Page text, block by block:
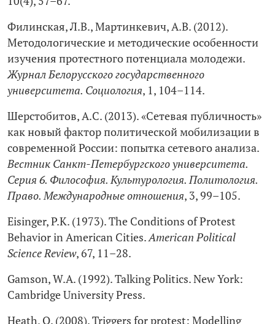
Филинская, Л.В., Мартинкевич, А.В. (2012).
Методологические и методические особенности
изучения протестного потенциала молодежи.
Журнал Белорусского государственного
университета. Социология, 1, 104–114.
Шерстобитов, А.С. (2013). «Сетевая публичность»
как новый фактор политической мобилизации в
современной России: попытка сетевого анализа.
Вестник Санкт-Петербургского университета.
Серия 6. Философия. Культурология. Политология.
Право. Международные отношения, 3, 99–105.
Eisinger, P.K. (1973). The Conditions of Protest
Behavior in American Cities.American Political
Science Review, 67, 11–28.
Gamson, W.A. (1992). Talking Politics. New York:
Cambridge University Press.
Heath, O. (2008). Triggers for protest: Modelling